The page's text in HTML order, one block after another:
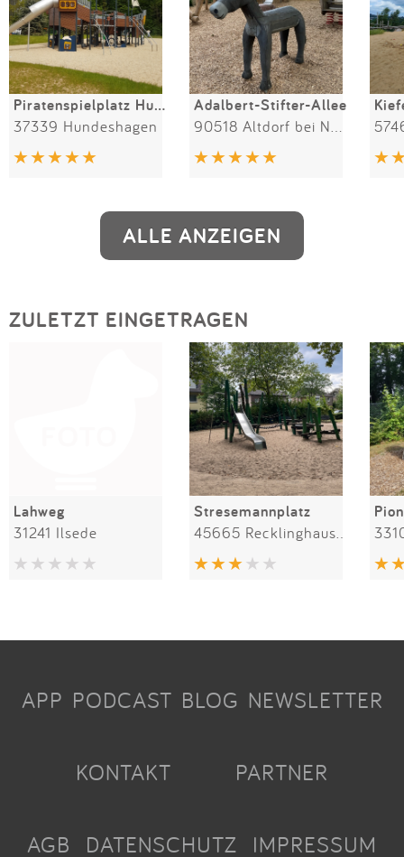
Piratenspielplatz Hundeshagen
37339 Hundeshagen
Adalbert-Stifter-Allee
ALLE ANZEIGEN
ZULETZT EINGETRAGEN
Lahweg
31241 Ilsede
Stresemannplatz
APP PODCAST BLOG NEWSLETTER
KONTAKT PARTNER
AGB DATENSCHUTZ IMPRESSUM